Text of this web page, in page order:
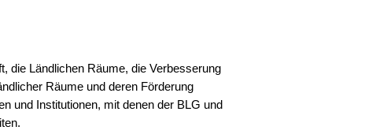
die Ländlichen Räume, die Verbesserung
Räume und deren Förderung
und Institutionen, mit denen der BLG und